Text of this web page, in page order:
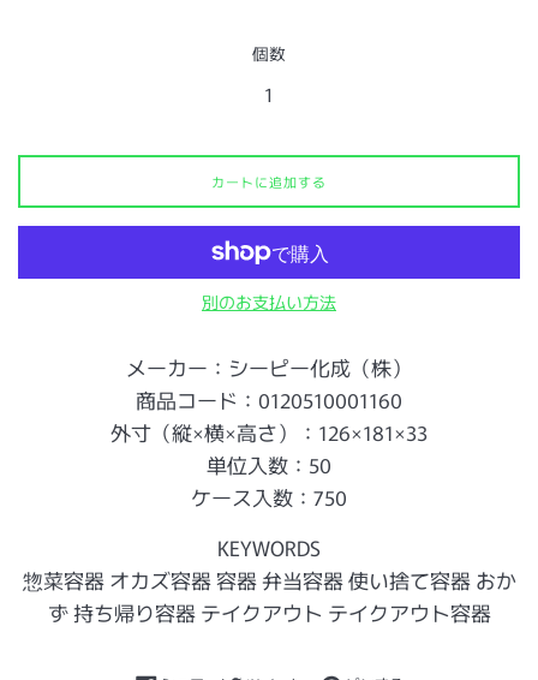
個数
カートに追加する
別のお支払い方法
メーカー：シーピー化成（株）
商品コード：0120510001160
外寸（縦×横×高さ）：126×181×33
単位入数：50
ケース入数：750
KEYWORDS
惣菜容器 オカズ容器 容器 弁当容器 使い捨て容器 おか
ず 持ち帰り容器 テイクアウト テイクアウト容器